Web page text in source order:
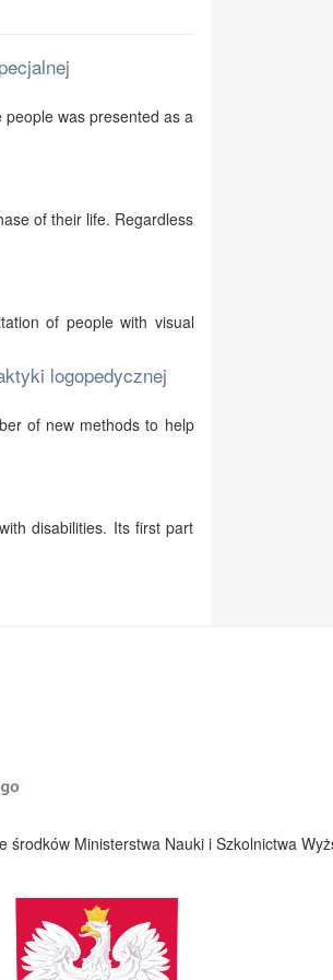
was presented as a
of their life. Regardless
of people with visual
logopedycznej
of new methods to help
disabilities. Its first part
Ministerstwa Nauki i Szkolnictwa